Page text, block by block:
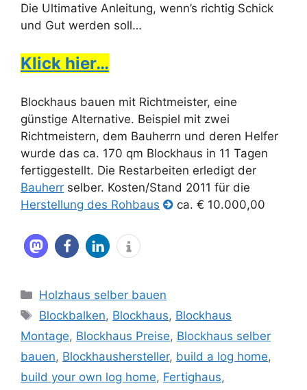
Die Ultimative Anleitung, wenn’s richtig Schick
und Gut werden soll…
Klick hier…
Blockhaus bauen mit Richtmeister, eine
günstige Alternative. Beispiel mit zwei
Richtmeistern, dem Bauherrn und deren Helfer
wurde das ca. 170 qm Blockhaus in 11 Tagen
fertiggestellt. Die Restarbeiten erledigt der
Bauherr selber. Kosten/Stand 2011 für die
Herstellung des Rohbaus
ca. € 10.000,00
Kategorien
Holzhaus selber bauen
Schlagwörter
Blockbalken, Blockhaus, Blockhaus
Montage, Blockhaus Preise, Blockhaus selber
bauen, Blockhaushersteller, build a log home,
build your own log home, Fertighaus,